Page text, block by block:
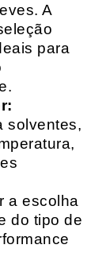
A
para
solventes,
a escolha
do tipo de